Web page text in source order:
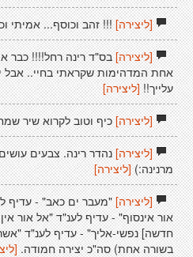
[ליצירה]!!! זהב וכוסף... אמיתי
[ליצירה]בס"ד רינה רחל!!!! כבר
אחת המדהימות שקראתי בחיי.. אבל
עלייך!! [ליצירה]
[ליצירה]כיף וטוב לקרוא שיר
[ליצירה]נהדר רינה. צבעים
מרנינה:) [ליצירה]
[ליצירה]"מעבר ים כאב" - עדיף
אור אינסוף" - עדיף לענ"ד "אל אור
חדשה] נפשי-אליך" - עדיף לענ"ד
בשורה אחת) סה"כ יצירה חמודה.